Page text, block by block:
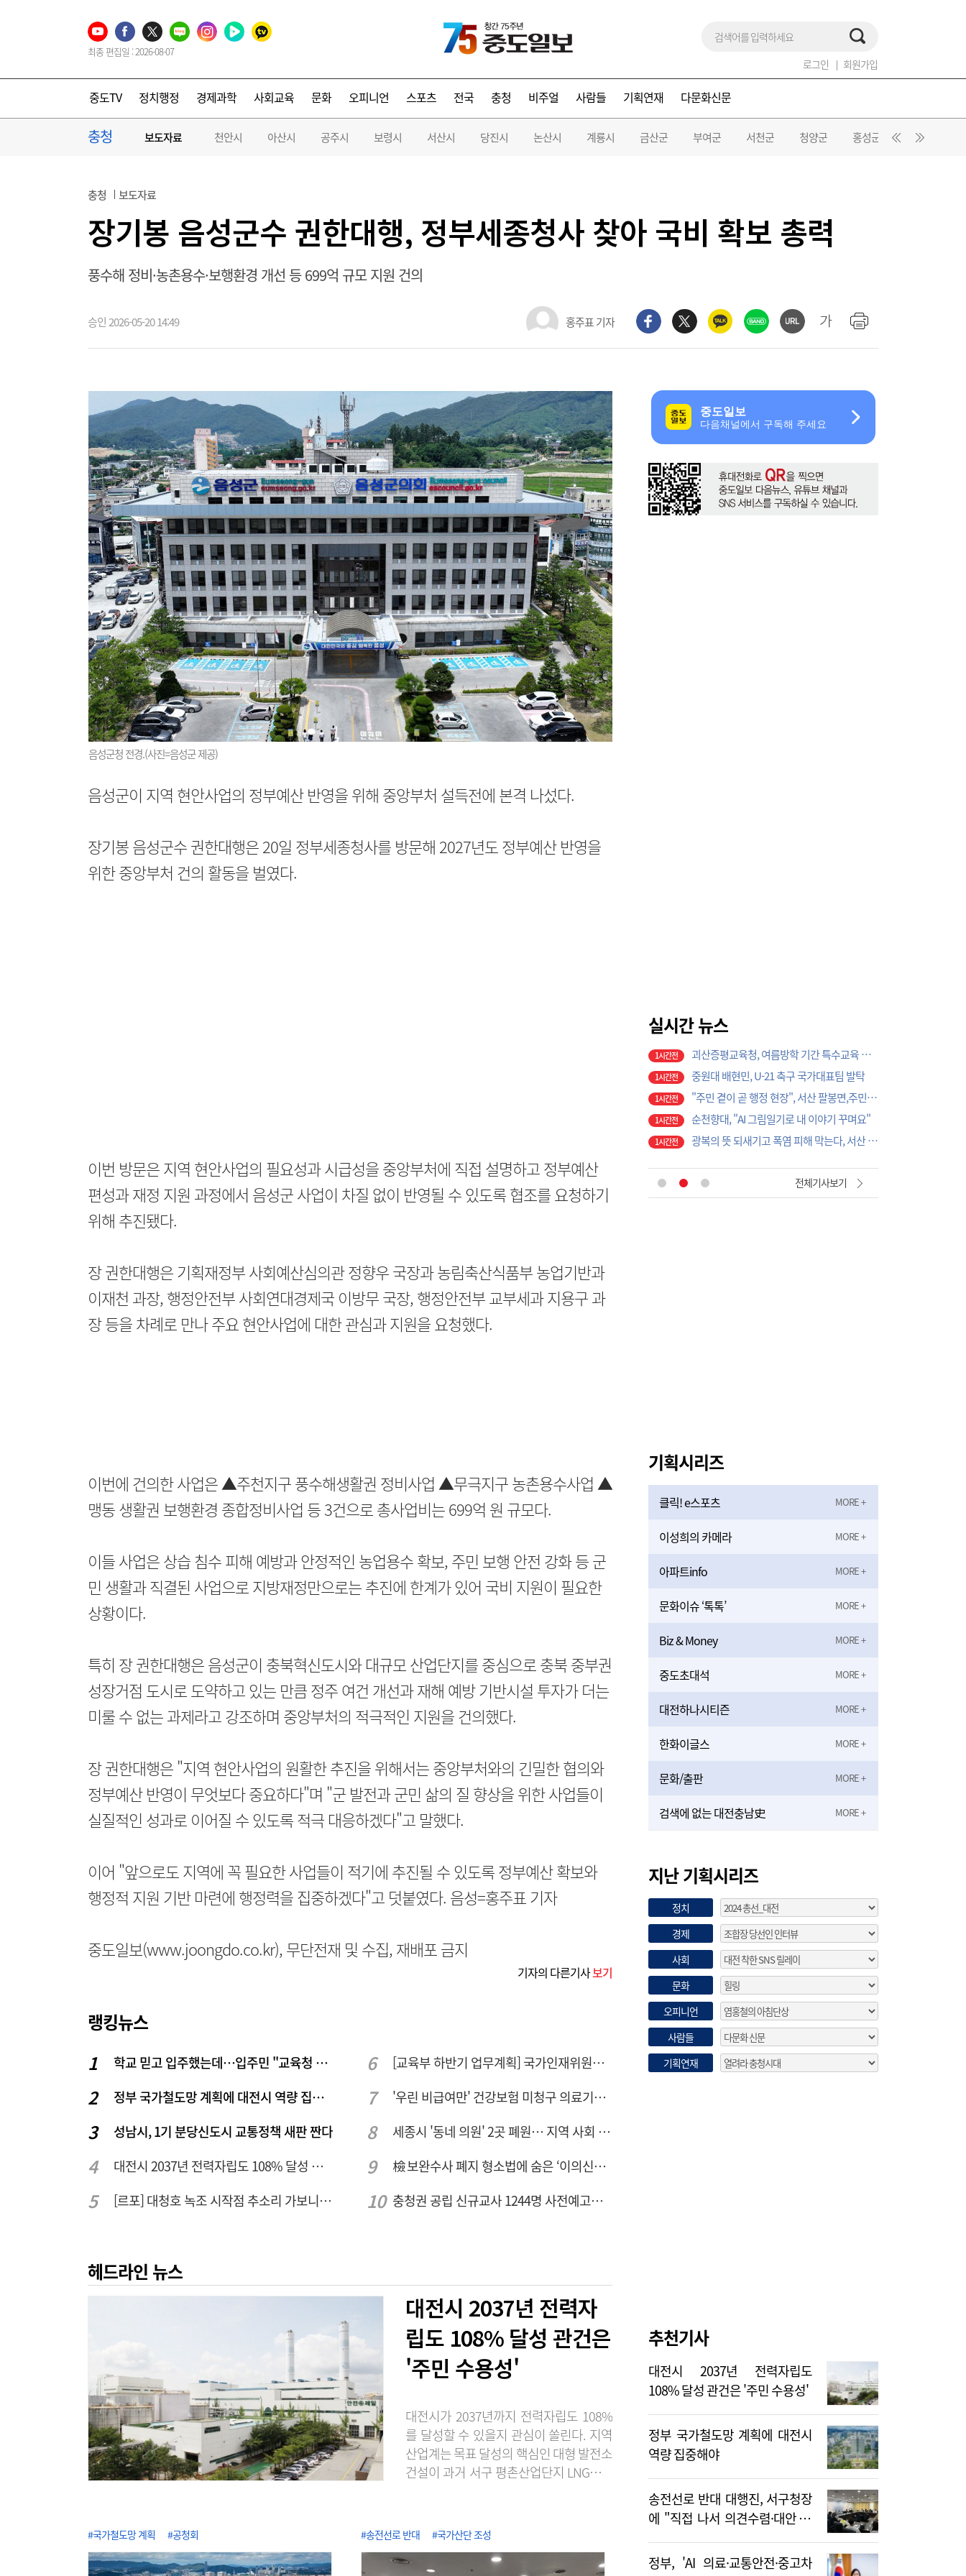
최종 편집일 : 2026-08-07
로그인 회원가입
중도TV 정치행정 경제과학 사회교육 문화 오피니언 스포츠 전국 충청 비주얼 사람들 기획연재 다문화신문
충청 보도자료 천안시 아산시 공주시 보령시 서산시 당진시 논산시 계룡시 금산군 부여군 서천군 청양군 홍성군 예산군
충청 보도자료
장기봉 음성군수 권한대행, 정부세종청사 찾아 국비 확보 총력
풍수해 정비·농촌용수·보행환경 개선 등 699억 규모 지원 건의
승인 2026-05-20 14:49 홍주표 기자
음성군청 전경.(사진=음성군 제공)
음성군이 지역 현안사업의 정부예산 반영을 위해 중앙부처 설득전에 본격 나섰다.
장기봉 음성군수 권한대행은 20일 정부세종청사를 방문해 2027년도 정부예산 반영을
위한 중앙부처 건의 활동을 벌였다.
이번 방문은 지역 현안사업의 필요성과 시급성을 중앙부처에 직접 설명하고 정부예산
편성과 재정 지원 과정에서 음성군 사업이 차질 없이 반영될 수 있도록 협조를 요청하기
위해 추진됐다.
장 권한대행은 기획재정부 사회예산심의관 정향우 국장과 농림축산식품부 농업기반과
이재천 과장, 행정안전부 사회연대경제국 이방무 국장, 행정안전부 교부세과 지용구 과
장 등을 차례로 만나 주요 현안사업에 대한 관심과 지원을 요청했다.
이번에 건의한 사업은 ▲주천지구 풍수해생활권 정비사업 ▲무극지구 농촌용수사업 ▲
맹동 생활권 보행환경 종합정비사업 등 3건으로 총사업비는 699억 원 규모다.
이들 사업은 상습 침수 피해 예방과 안정적인 농업용수 확보, 주민 보행 안전 강화 등 군
민 생활과 직결된 사업으로 지방재정만으로는 추진에 한계가 있어 국비 지원이 필요한
상황이다.
특히 장 권한대행은 음성군이 충북혁신도시와 대규모 산업단지를 중심으로 충북 중부권
성장거점 도시로 도약하고 있는 만큼 정주 여건 개선과 재해 예방 기반시설 투자가 더는
미룰 수 없는 과제라고 강조하며 중앙부처의 적극적인 지원을 건의했다.
장 권한대행은 "지역 현안사업의 원활한 추진을 위해서는 중앙부처와의 긴밀한 협의와
정부예산 반영이 무엇보다 중요하다"며 "군 발전과 군민 삶의 질 향상을 위한 사업들이
실질적인 성과로 이어질 수 있도록 적극 대응하겠다"고 말했다.
이어 "앞으로도 지역에 꼭 필요한 사업들이 적기에 추진될 수 있도록 정부예산 확보와
행정적 지원 기반 마련에 행정력을 집중하겠다"고 덧붙였다. 음성=홍주표 기자
중도일보(www.joongdo.co.kr), 무단전재 및 수집, 재배포 금지
기자의 다른기사보기
랭킹뉴스
학교 믿고 입주했는데…입주민 "교육청 중재 나서라"
정부 국가철도망 계획에 대전시 역량 집중해야
성남시, 1기 분당신도시 교통정책 새판 짠다
대전시 2037년 전력자립도 108% 달성 관건은 '주민 수용성'
[르포] 대청호 녹조 시작점 추소리 가보니…걷어내도 짙은 초록빛
[교육부 하반기 업무계획] 국가인재위원회 신설… 거점국립대 3곳 성장엔진·AI 분야 패키지 지원
'우린 비급여만' 건강보험 미청구 의료기관 대전 65곳 충남 31곳
세종시 '동네 의원' 2곳 폐원… 지역 사회 도마 위
檢 보완수사 폐지 형소법에 숨은 ‘이의신청 3개월 제한’…황운하는 30일 추진
충청권 공립 신규교사 1244명 사전예고… 대전 초등 34명서 4명으로
헤드라인 뉴스
대전시 2037년 전력자
립도 108% 달성 관건은
'주민 수용성'
대전시가 2037년까지 전력자립도 108%
를 달성할 수 있을지 관심이 쏠린다. 지역
산업계는 목표 달성의 핵심인 대형 발전소
건설이 과거 서구 평촌산업단지 LNG발전
인 시각을 보이고 있다. 6일 에너지경제연
르면 2024년 기준 대전의 전력자립도는
#국가철도망 계획 #공청회 #송전선로 반대 #국가산단 조성
실시간 뉴스
1시간전 중원대 배현민, U-21 축구 국가대표팀 발탁
1시간전 순천향대, "AI 그림일기로 내 이야기 꾸며요"
1시간전
1시간전 대전상의, 최원철 공주시장 예방… 지역경제 협력방안 논의
1시간전
1시간전 태풍이 몰고 온 찜통더위…서산소방서 "온열질환 예방이 생명 지킨다"
15분전 "물속 1분이 생명 좌우", 서산소방서, 수난사고 골든타임 확보 총력
24분전
전체기사보기
기획시리즈
클릭! e스포츠
이성희의 카메라
아파트info
문화이슈 ‘톡톡’
Biz & Money
중도초대석
대전하나시티즌
한화이글스
문화/출판
검색에 없는 대전충남史
지난 기획시리즈
정치
경제
사회
문화
오피니언
사람들
기획연재
추천기사
대전시 2037년 전력자립도
108% 달성 관건은 '주민 수용성'
정부 국가철도망 계획에 대전시
역량 집중해야
송전선로 반대 대행진, 서구청장
에 "직접 나서 의견수렴·대안 제
시해야"
정부, 'AI 의료·교통안전·중고차